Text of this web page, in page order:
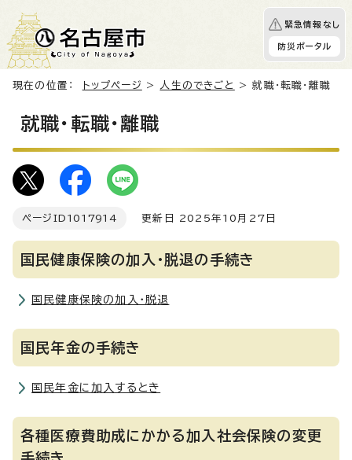
緊急情報なし
防災ポータル
現在の位置： トップページ > 人生のできごと > 就職・転職・離職
就職・転職・離職
ページID 1017914 更新日 2025年10月27日
国民健康保険の加入・脱退の手続き
国民健康保険の加入・脱退
国民年金の手続き
国民年金に加入するとき
各種医療費助成にかかる加入社会保険の変更